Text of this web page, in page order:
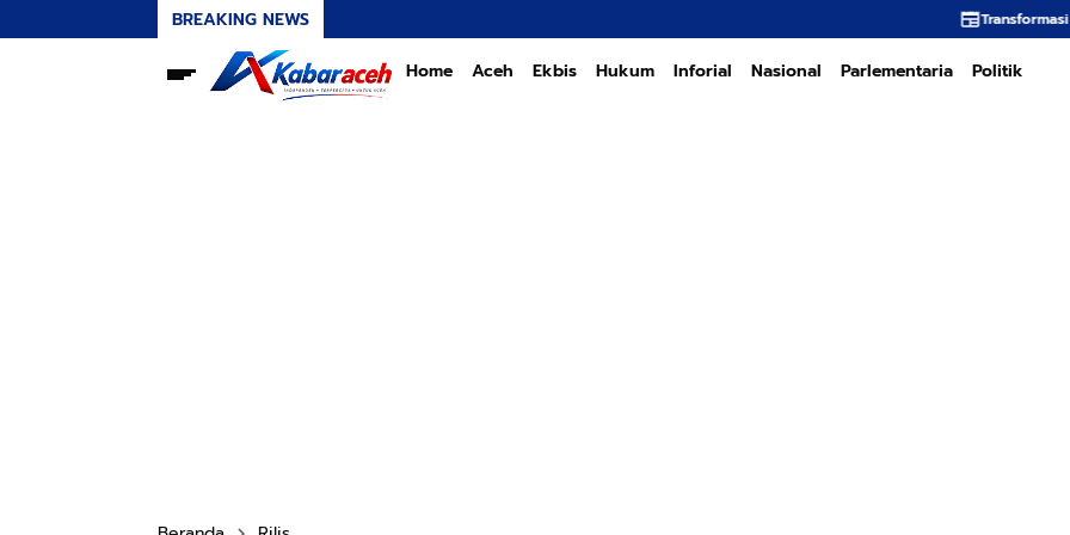
BREAKING NEWS Transformasi PT PEMA
Home Aceh Ekbis Hukum Inforial Nasional Parlementaria Politik